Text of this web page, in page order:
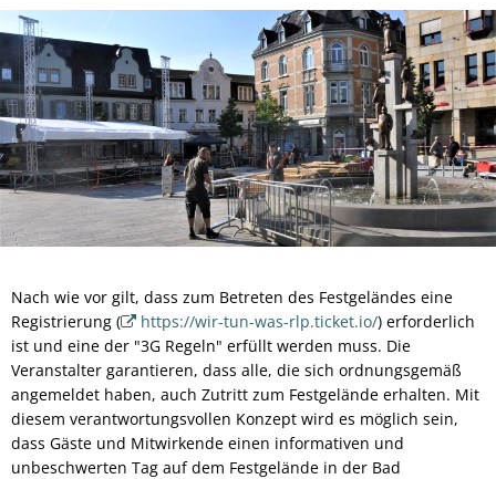
Nach wie vor gilt, dass zum Betreten des Festgeländes eine
Registrierung (
https://wir-tun-was-rlp.ticket.io/) erforderlich
ist und eine der "3G Regeln" erfüllt werden muss. Die
Veranstalter garantieren, dass alle, die sich ordnungsgemäß
angemeldet haben, auch Zutritt zum Festgelände erhalten. Mit
diesem verantwortungsvollen Konzept wird es möglich sein,
dass Gäste und Mitwirkende einen informativen und
unbeschwerten Tag auf dem Festgelände in der Bad